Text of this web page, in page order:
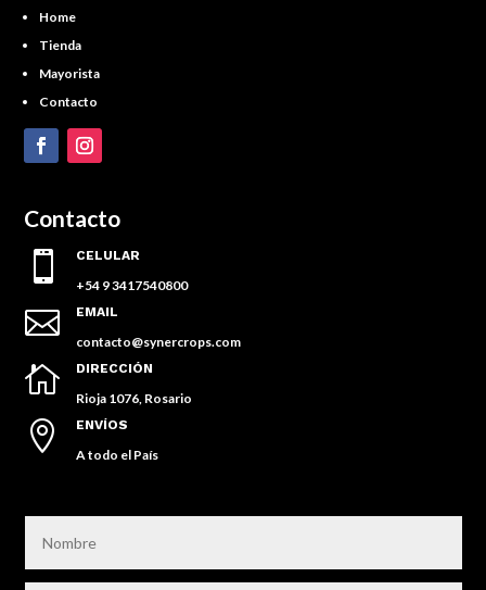
Home
Tienda
Mayorista
Contacto
Contacto
 CELULAR
+54 9 3417540800
 EMAIL
contacto@synercrops.com
 DIRECCIÓN
Rioja 1076, Rosario
 ENVÍOS
A todo el País